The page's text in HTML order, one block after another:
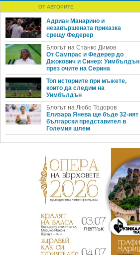
ОТ АВТОРИТЕ
Адриан Манарино и
незавършената приказка
срещу Федерер
Блогът на Станко Димов
От Сампрас и Федерер до
Джокович и Синер: Уимбълдън
през очите на Серина
Топ историите при мъжете,
които да следим на
Уимбълдън
Блогът на Любо Тодоров
Елизара Янева ще бъде 32-ият
български представител в
Големия шлем